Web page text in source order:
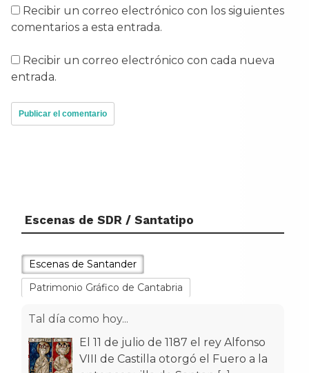
Recibir un correo electrónico con los siguientes
comentarios a esta entrada.
Recibir un correo electrónico con cada nueva
entrada.
Escenas de SDR / Santatipo
Escenas de Santander
Patrimonio Gráfico de Cantabria
Tal día como hoy...
El 11 de julio de 1187 el rey Alfonso
VIII de Castilla otorgó el Fuero a la